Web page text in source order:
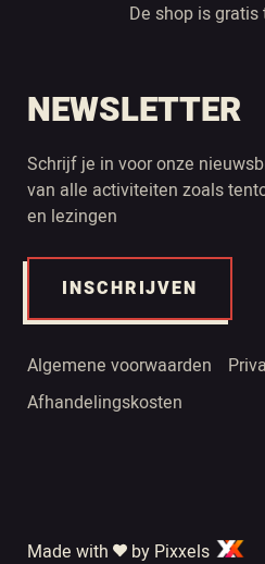
De shop is
NEWSLETTER
Schrijf je in voor onze
van alle activiteiten zoals
en lezingen
INSCHRIJVEN
Algemene voorwaarden
Afhandelingskosten
Made with by Pixxels